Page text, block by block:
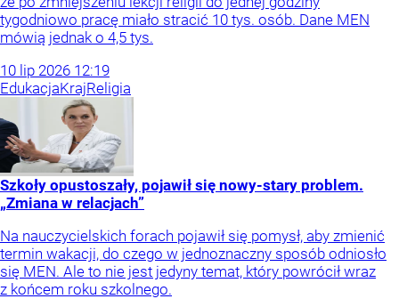
tygodniowo pracę miało stracić 10 tys. osób. Dane MEN
mówią jednak o 4,5 tys.
10 lip 2026 12:19
EdukacjaKrajReligia
Szkoły opustoszały, pojawił się nowy-stary problem.
„Zmiana w relacjach”
Na nauczycielskich forach pojawił się pomysł, aby zmienić
termin wakacji, do czego w jednoznaczny sposób odniosło
się MEN. Ale to nie jest jedyny temat, który powrócił wraz
z końcem roku szkolnego.